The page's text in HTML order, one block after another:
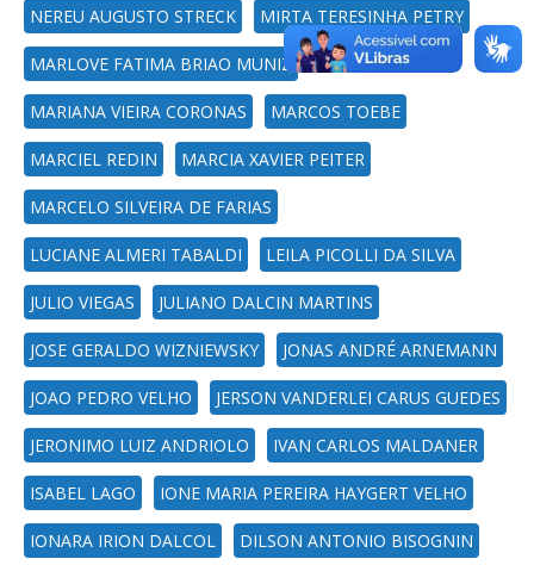
NEREU AUGUSTO STRECK MIRTA TERESINHA PETRY
MARLOVE FATIMA BRIAO MUNIZ
MARIANA VIEIRA CORONAS MARCOS TOEBE
MARCIEL REDIN MARCIA XAVIER PEITER
MARCELO SILVEIRA DE FARIAS
LUCIANE ALMERI TABALDI LEILA PICOLLI DA SILVA
JULIO VIEGAS JULIANO DALCIN MARTINS
JOSE GERALDO WIZNIEWSKY JONAS ANDRÉ ARNEMANN
JOAO PEDRO VELHO JERSON VANDERLEI CARUS GUEDES
JERONIMO LUIZ ANDRIOLO IVAN CARLOS MALDANER
ISABEL LAGO IONE MARIA PEREIRA HAYGERT VELHO
IONARA IRION DALCOL DILSON ANTONIO BISOGNIN